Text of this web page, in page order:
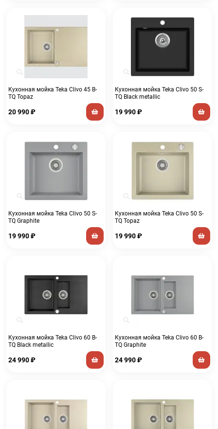
Кухонная мойка Teka Clivo 45 B-
TQ Topaz
20 990₽
Кухонная мойка Teka Clivo 50 S-
TQ Black metallic
19 990₽
Кухонная мойка Teka Clivo 50 S-
TQ Graphite
19 990₽
Кухонная мойка Teka Clivo 50 S-
TQ Topaz
19 990₽
Кухонная мойка Teka Clivo 60 B-
TQ Black metallic
24 990₽
Кухонная мойка Teka Clivo 60 B-
TQ Graphite
24 990₽